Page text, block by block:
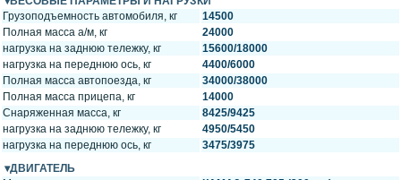
Грузоподъемность автомобиля, кг
14500
Полная масса а/м, кг
24000
нагрузка на заднюю тележку, кг
15600/18000
нагрузка на переднюю ось, кг
4400/6000
Полная масса автопоезда, кг
34000/38000
Полная масса прицепа, кг
14000
Снаряженная масса, кг
8425/9425
нагрузка на заднюю тележку, кг
4950/5450
нагрузка на переднюю ось, кг
3475/3975
ДВИГАТЕЛЬ